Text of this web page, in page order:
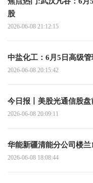
股
2026-06-08 21:12:15
中盐化工：6月5日高级
2026-06-08 20:15:42
今日报丨美股光通信股
2026-06-08 20:09:11
华能新疆清能分公司楼
2026-06-08 18:08:44